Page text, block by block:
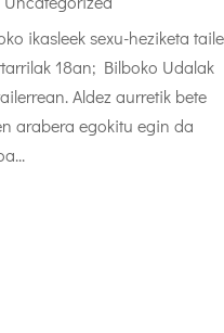
ikasleek sexu-heziketa
18an; Bilboko Udalak
Aldez aurretik bete
arabera egokitu egin da